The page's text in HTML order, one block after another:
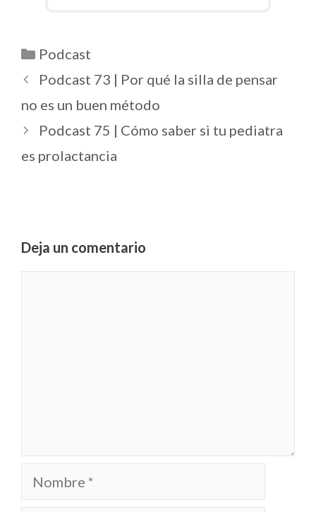
Podcast
Podcast 73 | Por qué la silla de pensar
no es un buen método
Podcast 75 | Cómo saber si tu pediatra
es prolactancia
Deja un comentario